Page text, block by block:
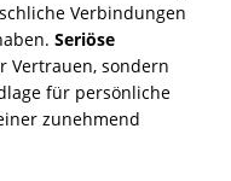
Verbindungen
Seriöse
Vertrauen, sondern
für persönliche
zunehmend